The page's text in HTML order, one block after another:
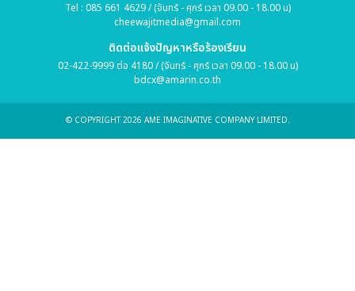
Tel : 085 661 4629 / (จันทร์ - ศุกร์ เวลา 09.00 - 18.00 น)
cheewajitmedia@gmail.com
ติดต่อแจ้งปัญหาหรือร้องเรียน
02-422-9999 ต่อ 4180 / (จันทร์ - ศุกร์ เวลา 09.00 - 18.00 น)
bdcx@amarin.co.th
© COPYRIGHT 2026 AME IMAGINATIVE COMPANY LIMITED.